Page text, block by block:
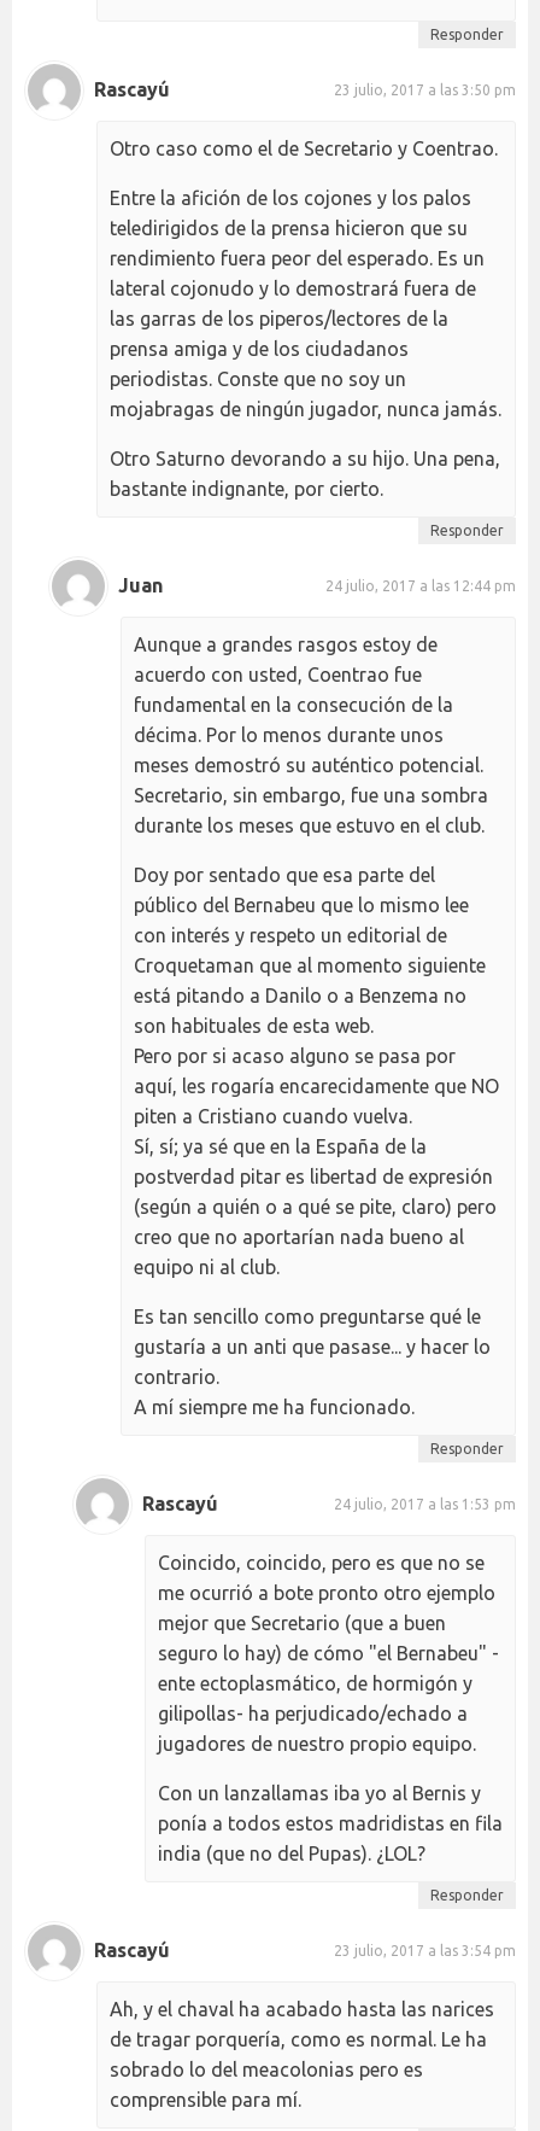
Responder
Rascayú 23 julio, 2017 a las 3:50 pm
Otro caso como el de Secretario y Coentrao.
Entre la afición de los cojones y los palos
teledirigidos de la prensa hicieron que su
rendimiento fuera peor del esperado. Es un
lateral cojonudo y lo demostrará fuera de
las garras de los piperos/lectores de la
prensa amiga y de los ciudadanos
periodistas. Conste que no soy un
mojabragas de ningún jugador, nunca jamás.
Otro Saturno devorando a su hijo. Una pena,
bastante indignante, por cierto.
Responder
Juan 24 julio, 2017 a las 12:44 pm
Aunque a grandes rasgos estoy de
acuerdo con usted, Coentrao fue
fundamental en la consecución de la
décima. Por lo menos durante unos
meses demostró su auténtico potencial.
Secretario, sin embargo, fue una sombra
durante los meses que estuvo en el club.
Doy por sentado que esa parte del
público del Bernabeu que lo mismo lee
con interés y respeto un editorial de
Croquetaman que al momento siguiente
está pitando a Danilo o a Benzema no
son habituales de esta web.
Pero por si acaso alguno se pasa por
aquí, les rogaría encarecidamente que NO
piten a Cristiano cuando vuelva.
Sí, sí; ya sé que en la España de la
postverdad pitar es libertad de expresión
(según a quién o a qué se pite, claro) pero
creo que no aportarían nada bueno al
equipo ni al club.
Es tan sencillo como preguntarse qué le
gustaría a un anti que pasase... y hacer lo
contrario.
A mí siempre me ha funcionado.
Responder
Rascayú 24 julio, 2017 a las 1:53 pm
Coincido, coincido, pero es que no se
me ocurrió a bote pronto otro ejemplo
mejor que Secretario (que a buen
seguro lo hay) de cómo "el Bernabeu" -
ente ectoplasmático, de hormigón y
gilipollas- ha perjudicado/echado a
jugadores de nuestro propio equipo.
Con un lanzallamas iba yo al Bernis y
ponía a todos estos madridistas en fila
india (que no del Pupas). ¿LOL?
Responder
Rascayú 23 julio, 2017 a las 3:54 pm
Ah, y el chaval ha acabado hasta las narices
de tragar porquería, como es normal. Le ha
sobrado lo del meacolonias pero es
comprensible para mí.